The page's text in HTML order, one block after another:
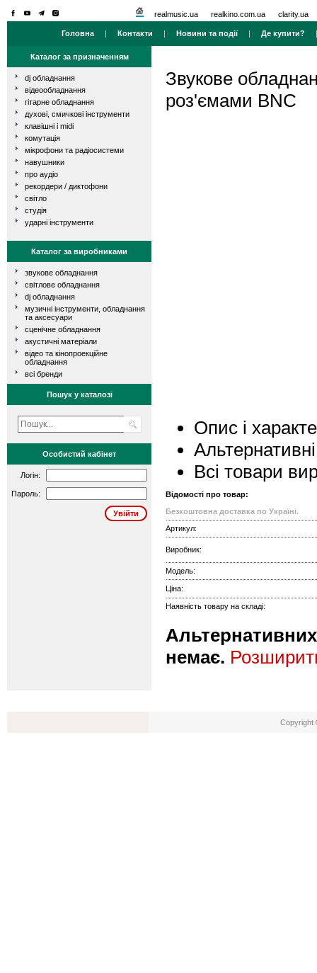
realmusic.ua realkino.com.ua clarity.ua
Головна | Контакти | Новини та події| Де купити?
Каталог за призначенням
dj обладнання
відеообладнання
гітарне обладнання
духові, смичкові інструменти
клавішні і midi
комутація
мікрофони та радіосистеми
навушники
про аудіо
рекордери / диктофони
світло
студія
ударні інструменти
Каталог за виробниками
звукове обладнання
світлове обладнання
dj обладнання
музичні інструменти, обладнання
та аксесуари
сценічне обладнання
акустичні матеріали
відео та кінопроекційне
обладнання
всі бренди
Пошук у каталозі
Особистий кабінет
Логін:
Пароль:
Звукове
роз'ємами BNC
Опис і
Всі товари
Відомості про товар:
Безкоштовна доставка по Україні.
Артикул:
Виробник:
Модель:
Ціна:
Наявність товару на складі:
Альтернативних
немає.
Copyright